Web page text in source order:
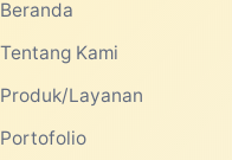
Beranda
Tentang Kami
Produk/Layanan
Portofolio